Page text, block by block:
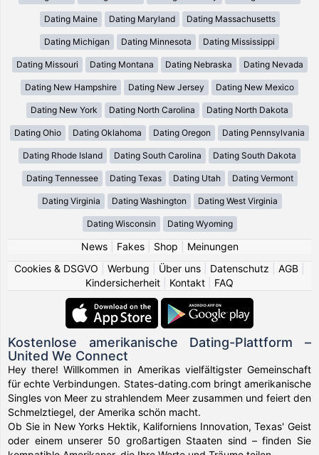
Dating Maine Dating Maryland Dating Massachusetts
Dating Michigan Dating Minnesota Dating Mississippi
Dating Missouri Dating Montana Dating Nebraska Dating Nevada
Dating New Hampshire Dating New Jersey Dating New Mexico
Dating New York Dating North Carolina Dating North Dakota
Dating Ohio Dating Oklahoma Dating Oregon Dating Pennsylvania
Dating Rhode Island Dating South Carolina Dating South Dakota
Dating Tennessee Dating Texas Dating Utah Dating Vermont
Dating Virginia Dating Washington Dating West Virginia
Dating Wisconsin Dating Wyoming
News| Fakes| Shop
Meinungen
Cookies & DSGVO
Werbung Über uns Datenschutz AGB
Kindersicherheit
Kontakt FAQ
Kostenlose amerikanische Dating-Plattform –
United We Connect
Hey there! Willkommen in Amerikas vielfältigster Gemeinschaft
für echte Verbindungen. States-dating.com bringt amerikanische
Singles von Meer zu strahlendem Meer zusammen und feiert den
Schmelztiegel, der Amerika schön macht.
Ob Sie in New Yorks Hektik, Kaliforniens Innovation, Texas' Geist
oder einem unserer 50 großartigen Staaten sind – finden Sie